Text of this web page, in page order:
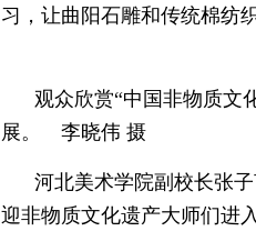
习，让曲阳石雕和传统棉纺
观众欣赏“中国非物质文
展。 李晓伟 摄
河北美术学院副校长张
迎非物质文化遗产大师们进